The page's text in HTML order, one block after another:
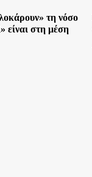
τη νόσο
είναι στη μέση